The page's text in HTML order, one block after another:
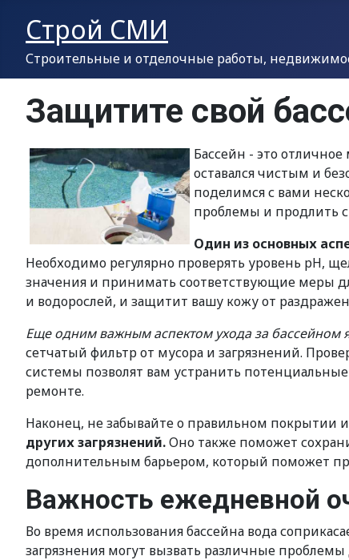
Строй СМИ
Строительные и отделочные работы,
Защитите свой
Бассейн - это
оставался чистым и
поделимся с вами
проблемы и продлить
Один из основных
Необходимо регулярно проверять уровень pH,
значения и принимать соответствующие меры
и водорослей, и защитит вашу кожу от
Еще одним важным аспектом ухода за бассейном
сетчатый фильтр от мусора и загрязнений.
системы позволят вам устранить
ремонте.
Наконец, не забывайте о правильном покрытии
других загрязнений.Оно также поможет
дополнительным барьером, который поможет
Важность ежедневной
Во время использования бассейна вода
загрязнения могут вызвать различные